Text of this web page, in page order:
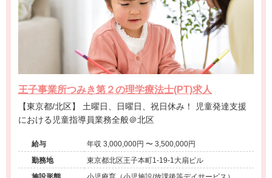
王子事業所つみき第２の理学療法士(PT)求人
【東京都/北区】 土曜日、日曜日、祝日休み！ 児童発達支援
における児童指導員業務全般＠北区
給与
年収 3,000,000円 〜 3,500,000円
勤務地
東京都北区王子本町1‐19‐1大扇ビル